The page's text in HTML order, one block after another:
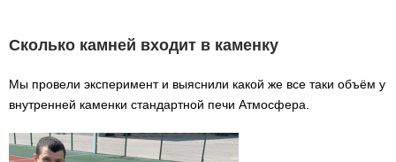
Сколько камней входит в каменку
Мы провели эксперимент и выяснили какой же все таки объём у
внутренней каменки стандартной печи Атмосфера.